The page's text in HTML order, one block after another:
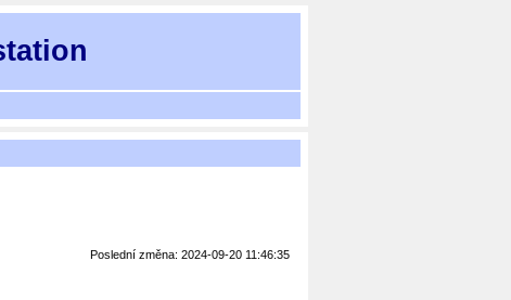
Poslední změna: 2024-09-20 11:46:35